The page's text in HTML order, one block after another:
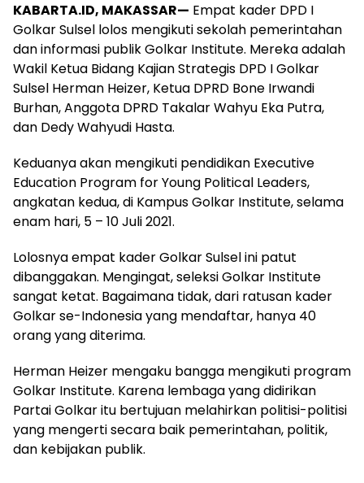
KABARTA.ID, MAKASSAR— Empat kader DPD I
Golkar Sulsel lolos mengikuti sekolah pemerintahan
dan informasi publik Golkar Institute. Mereka adalah
Wakil Ketua Bidang Kajian Strategis DPD I Golkar
Sulsel Herman Heizer, Ketua DPRD Bone Irwandi
Burhan, Anggota DPRD Takalar Wahyu Eka Putra,
dan Dedy Wahyudi Hasta.
Keduanya akan mengikuti pendidikan Executive
Education Program for Young Political Leaders,
angkatan kedua, di Kampus Golkar Institute, selama
enam hari, 5 – 10 Juli 2021.
Lolosnya empat kader Golkar Sulsel ini patut
dibanggakan. Mengingat, seleksi Golkar Institute
sangat ketat. Bagaimana tidak, dari ratusan kader
Golkar se-Indonesia yang mendaftar, hanya 40
orang yang diterima.
Herman Heizer mengaku bangga mengikuti program
Golkar Institute. Karena lembaga yang didirikan
Partai Golkar itu bertujuan melahirkan politisi-politisi
yang mengerti secara baik pemerintahan, politik,
dan kebijakan publik.